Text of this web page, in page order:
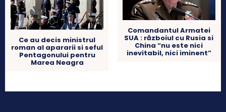
Ce au decis ministrul
roman al apararii si seful
Pentagonului pentru
Marea Neagra
Comandantul Armatei
SUA : războiul cu Rusia si
China “nu este nici
inevitabil, nici iminent”